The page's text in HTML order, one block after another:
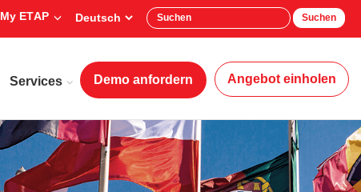
My ETAP Suchen
Services Firma
Demo anfordern Angebot einholen